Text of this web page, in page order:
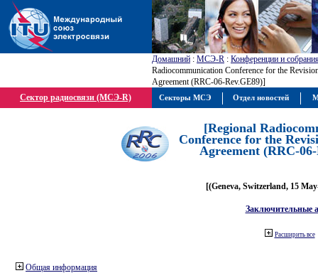
Домашний : МСЭ-R : Конференции и
Radiocommunication Conference for the
Agreement (RRC-06-Rev.GE89)]
Сектор радиосвязи (МСЭ-R)
[Regional
Conference for the
Agreement (RRC-
[(Geneva, Switzerland, 15
Заключительные
Расширить все
Общая информация
Секторы МСЭ Отдел новостей